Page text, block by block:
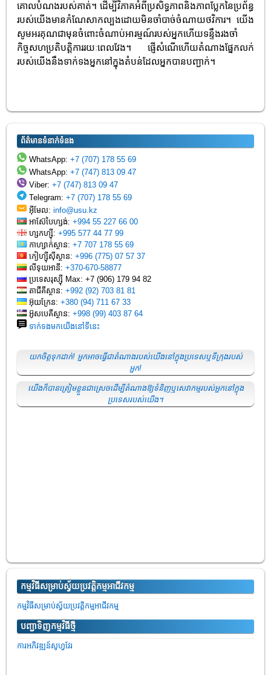
គោលបំណងរបស់គាត់។ ដើម្បីវិភាគអំពីប្រសិទ្ធភាពនិងភាពប្លែកនៃប្រព័ន្ធ
របស់យើងមានកំណែសាកល្បងដោយមិនចាំបាច់ចំណាយថវិការ។ យើង
សូមអរគុណជាមុនចំពោះចំណាប់អារម្មណ៍របស់អ្នកហើយទន្ទឹងរងចាំ
កិច្ចសហប្រតិបត្តិការរយៈពេលវែង។ ផ្ញើសំណើហើយតំណាងផ្នែកលក់
របស់យើងនឹងទាក់ទងអ្នកនៅក្នុងតំបន់ដែលអ្នកបានបញ្ជាក់។
ព័ត៌មានទំនាក់ទំនង
WhatsApp:+7 (707) 178 55 69
WhatsApp:+7 (747) 813 09 47
Viber:+7 (747) 813 09 47
Telegram:+7 (707) 178 55 69
អ៊ីមែល:info@usu.kz
អាស៊ែបៃហ្សង់:+994 55 227 66 00
ហ្សកហ្ស៊ី:+995 577 44 77 99
កាហ្សាក់ស្ថាន:+7 707 178 55 69
កៀហ្ស៊ីស៊ីស្ថាន:+996 (775) 07 57 37
លីទុយអានី:+370-670-58877
ប្រទេស​រុស្ស៊ី Max: +7 (906) 179 94 82
តាជីគីស្ថាន:+992 (92) 703 81 81
អ៊ុយក្រែន:+380 (94) 711 67 33
អ៊ូសបេគីស្ថាន:+998 (99) 403 87 64
ទាក់ទងមកយើងនៅទីនេះ
យកចិត្តទុកដាក់! អ្នកអាចធ្វើជាតំណាងរបស់យើងនៅក្នុងប្រទេសឬទីក្រុងរបស់
អ្នក!
យើងក៏បានត្រៀមខ្លួនជាស្រេចដើម្បីតំណាងឱ្យទំនិញឬសេវាកម្មរបស់អ្នកនៅក្នុង
ប្រទេសរបស់យើង។
កម្មវិធីសម្រាប់ស្វ័យប្រវត្តិកម្មអាជីវកម្ម
កម្មវិធីសម្រាប់ស្វ័យប្រវត្តិកម្មអាជីវកម្ម
បញ្ជាទិញកម្មវិធីថ្មី
ការអភិវឌ្ឍន៍សូហ្វវែរ